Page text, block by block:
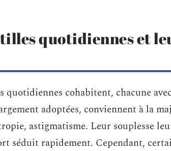
quotidiennes et
cohabitent, chacune
adoptées, conviennent à la
astigmatisme. Leur souplesse
séduit rapidement. Cependant,